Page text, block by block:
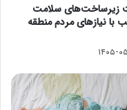
زیرساخت‌های سلامت
با نیازهای مردم منطقه
۰۵-۱۵